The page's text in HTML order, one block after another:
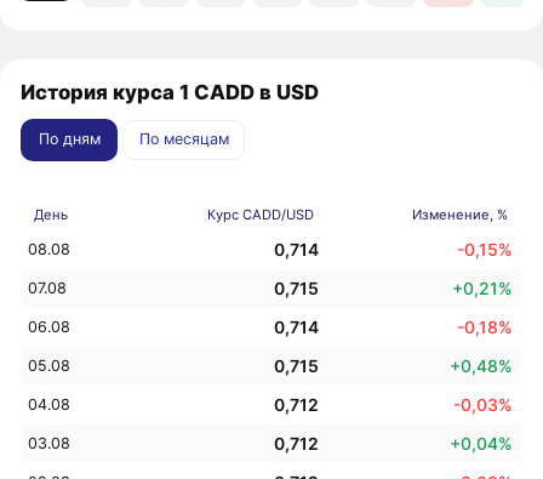
История курса 1 CADD в USD
По дням По месяцам
День Курс CADD/USD Изменение, %
08.08 0,714 -0,15%
07.08 0,715 +0,21%
06.08 0,714 -0,18%
05.08 0,715 +0,48%
04.08 0,712 -0,03%
03.08 0,712 +0,04%